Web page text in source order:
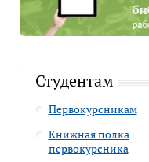
Студентам
Первокурсникам
Книжная полка
первокурсника